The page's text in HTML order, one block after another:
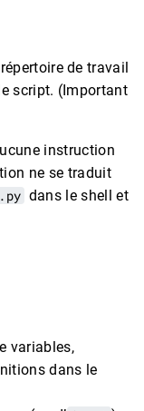
de travail
script. (Important
instruction
ne se traduit
dans le shell et
variables,
dans le